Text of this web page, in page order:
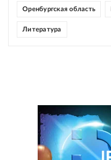
Оренбургская область
Литература